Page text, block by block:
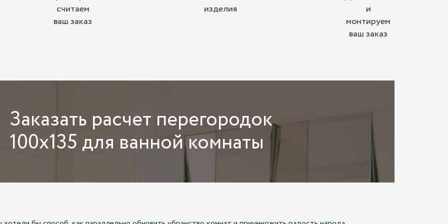
считаем
ваш заказ
изделия
и
монтируем
ваш заказ
Заказать расчет перегородок
100х135 для ванной комнаты